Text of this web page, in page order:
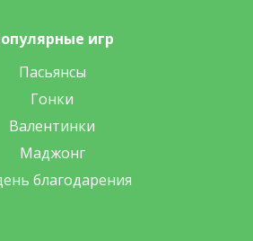
игр
Пасьянсы
Гонки
Валентинки
Маджонг
благодарения